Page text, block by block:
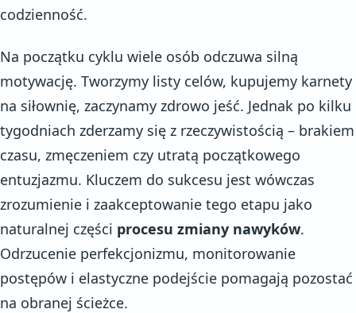
codzienność.
Na początku cyklu wiele osób odczuwa silną
motywację. Tworzymy listy celów, kupujemy karnety
na siłownię, zaczynamy zdrowo jeść. Jednak po kilku
tygodniach zderzamy się z rzeczywistością – brakiem
czasu, zmęczeniem czy utratą początkowego
entuzjazmu. Kluczem do sukcesu jest wówczas
zrozumienie i zaakceptowanie tego etapu jako
naturalnej części procesu zmiany nawyków.
Odrzucenie perfekcjonizmu, monitorowanie
postępów i elastyczne podejście pomagają pozostać
na obranej ścieżce.